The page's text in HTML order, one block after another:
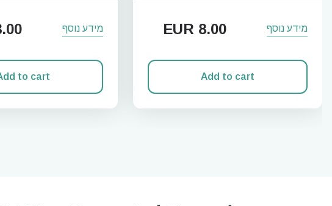
מידע נוסף EUR 8.00
Add to cart
מידע נוסף
to cart